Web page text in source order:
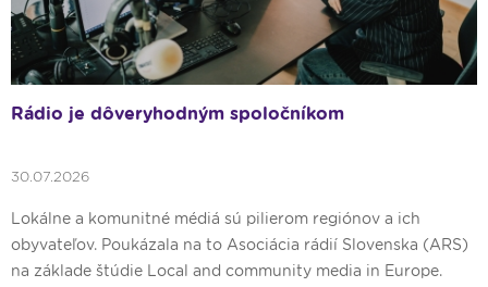
Rádio je dôveryhodným spoločníkom
30.07.2026
Lokálne a komunitné médiá sú pilierom regiónov a ich
obyvateľov. Poukázala na to Asociácia rádií Slovenska (ARS)
na základe štúdie Local and community media in Europe.